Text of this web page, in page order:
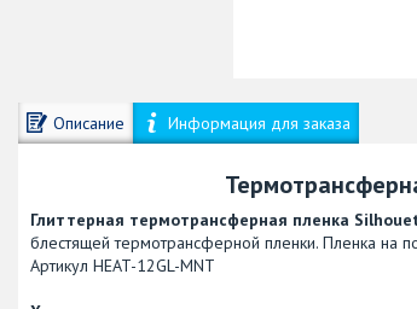
Описание Информация для заказа
Глиттерная термотрансферная пленка
блестящей термотрансферной пленки. Пленка на
Артикул HEAT-12GL-MNT